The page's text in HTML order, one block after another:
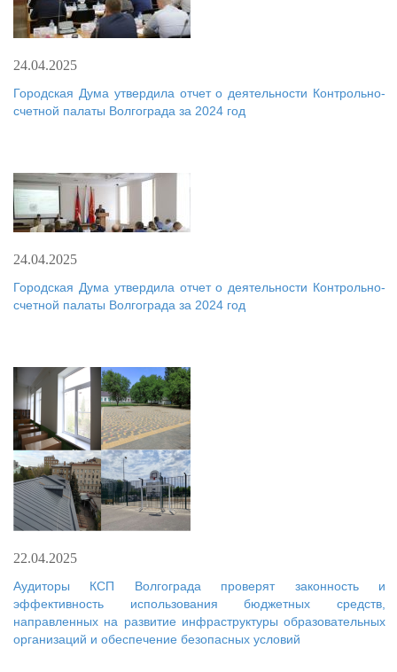
24.04.2025
Городская Дума утвердила отчет о деятельности Контрольно-
счетной палаты Волгограда за 2024 год
24.04.2025
Городская Дума утвердила отчет о деятельности Контрольно-
счетной палаты Волгограда за 2024 год
22.04.2025
Аудиторы КСП Волгограда проверят законность и
эффективность использования бюджетных средств,
направленных на развитие инфраструктуры образовательных
организаций и обеспечение безопасных условий